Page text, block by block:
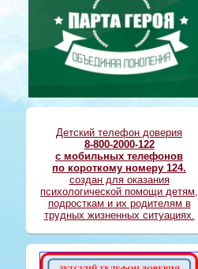
Детский телефон доверия
8-800-2000-122
с мобильных телефонов
по короткому номеру 124.
создан для оказания
психологической помощи детям,
подросткам и их родителям в
трудных жизненных ситуациях.